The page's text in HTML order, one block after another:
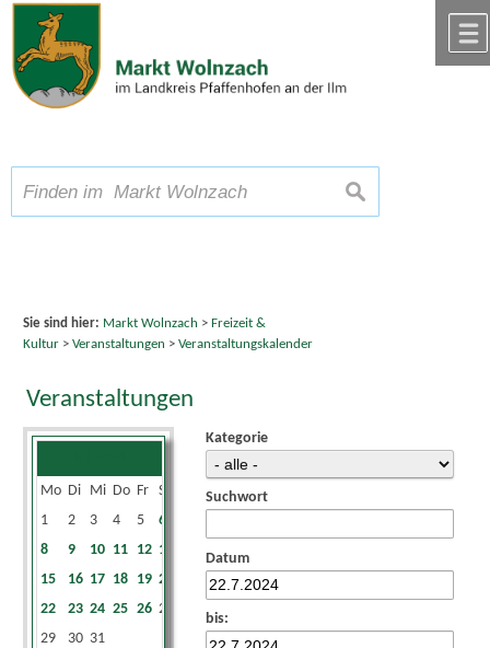
Zum Inhalt,zur Navigation
Schriftgröße A A A suchen
Sie sind hier: Markt Wolnzach > Freizeit &
Kultur> Veranstaltungen > Veranstaltungskalender
Veranstaltungen
Mo Di Mi Do Fr Sa
1
2 3 4 5 6
8
9 10 11 12 13
15
16 17 18 19 20
22
23 24 25 26 27
29
30 31
Kategorie
Suchwort
Datum
bis: